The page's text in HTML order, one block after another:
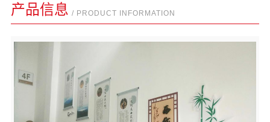
产品信息 / PRODUCT INFORMATION